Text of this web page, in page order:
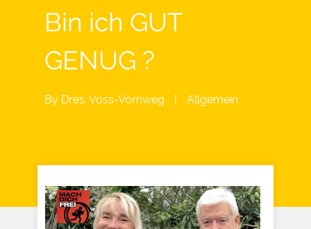
Bin ich GUT
GENUG ?
By Dres. Voss-Vornweg Allgemein